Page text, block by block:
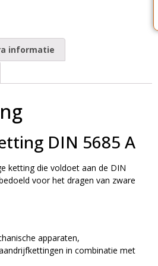
informatie
DIN 5685 A
ketting die voldoet aan de DIN
voor het dragen van zware
apparaten,
in combinatie met